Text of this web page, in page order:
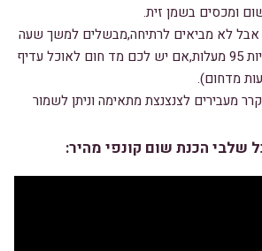
ומכסים בשמן זית.
לא מביאים לרתיחה,מבשלים למשך שעה
(הטמפרטורה צריכה להיות 95 מעלות,אם יש לכם מד חום לאוכל עדיף
מדחום).
מעבירים לצנצנצת מתאימה וניתן לשמור
שלבי הכנת שום קונפי מהיר: